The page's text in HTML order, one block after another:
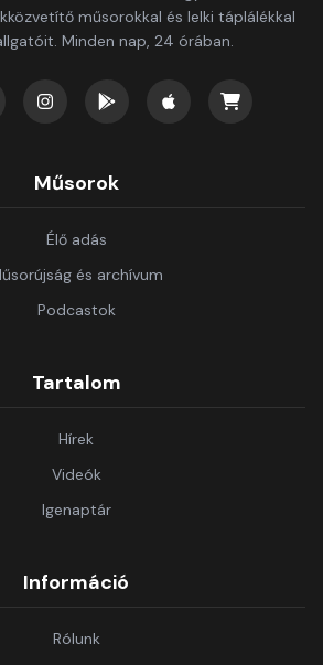
műsorokkal és lelki táplálékkal
Minden nap, 24 órában.
Műsorok
Élő adás
és archívum
Podcastok
Tartalom
Hírek
Videók
Igenaptár
Információ
Rólunk